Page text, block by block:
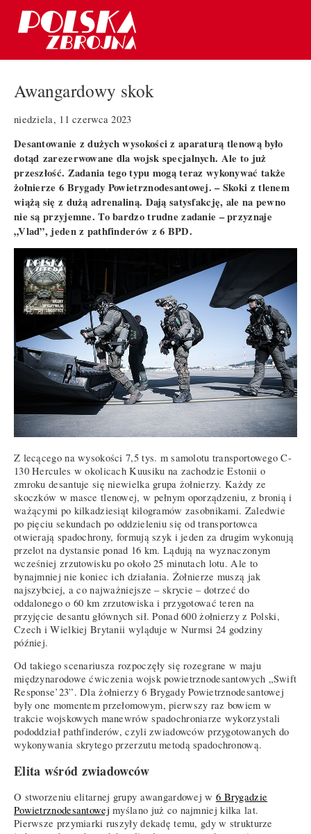
Awangardowy skok
niedziela, 11 czerwca 2023
Desantowanie z dużych wysokości z aparaturą tlenową było
dotąd zarezerwowane dla wojsk specjalnych. Ale to już
przeszłość. Zadania tego typu mogą teraz wykonywać także
żołnierze 6 Brygady Powietrznodesantowej. – Skoki z tlenem
wiążą się z dużą adrenaliną. Dają satysfakcję, ale na pewno
nie są przyjemne. To bardzo trudne zadanie – przyznaje
„Vlad”, jeden z pathfinderów z 6 BPD.
Z lecącego na wysokości 7,5 tys. m samolotu transportowego C-
130 Hercules w okolicach Kuusiku na zachodzie Estonii o
zmroku desantuje się niewielka grupa żołnierzy. Każdy ze
skoczków w masce tlenowej, w pełnym oporządzeniu, z bronią i
ważącymi po kilkadziesiąt kilogramów zasobnikami. Zaledwie
po pięciu sekundach po oddzieleniu się od transportowca
otwierają spadochrony, formują szyk i jeden za drugim wykonują
przelot na dystansie ponad 16 km. Lądują na wyznaczonym
wcześniej zrzutowisku po około 25 minutach lotu. Ale to
bynajmniej nie koniec ich działania. Żołnierze muszą jak
najszybciej, a co najważniejsze – skrycie – dotrzeć do
oddalonego o 60 km zrzutowiska i przygotować teren na
przyjęcie desantu głównych sił. Ponad 600 żołnierzy z Polski,
Czech i Wielkiej Brytanii wyląduje w Nurmsi 24 godziny
później.
Od takiego scenariusza rozpoczęły się rozegrane w maju
międzynarodowe ćwiczenia wojsk powietrznodesantowych „Swift
Response’23”. Dla żołnierzy 6 Brygady Powietrznodesantowej
były one momentem przełomowym, pierwszy raz bowiem w
trakcie wojskowych manewrów spadochroniarze wykorzystali
pododdział pathfinderów, czyli zwiadowców przygotowanych do
wykonywania skrytego przerzutu metodą spadochronową.
Elita wśród zwiadowców
O stworzeniu elitarnej grupy awangardowej w 6 Brygadzie
Powietrznodesantowej myślano już co najmniej kilka lat.
Pierwsze przymiarki ruszyły dekadę temu, gdy w strukturze